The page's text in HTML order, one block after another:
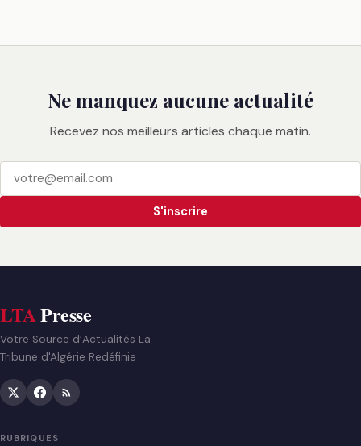
Ne manquez aucune actualité
Recevez nos meilleurs articles chaque matin.
S'inscrire
LTAPresse
Votre Source d’Actualités La
Tribune d'Algérie Redéfinie
RUBRIQUES